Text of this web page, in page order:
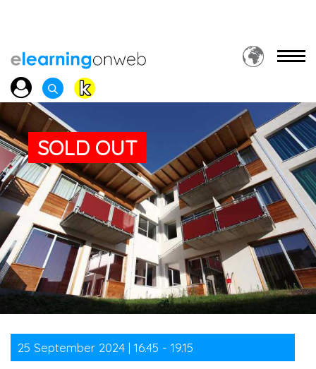
SOLD OUT
25 September 2024 | 16.45 - 19.15